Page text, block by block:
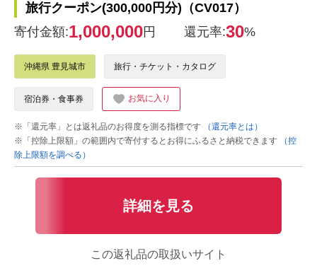
旅行クーポン(300,000円分)（CV017）
寄付金額:1,000,000円 還元率:30%
沖縄県 豊見城市 旅行・チケット・カタログ
宿泊券・食事券 お気に入り
※「還元率」とは返礼品のお得度を測る指標です
（還元率とは）
※「控除上限額」の範囲内で寄付するとお得にふるさと納税できます
（控
除上限額を調べる）
詳細を見る
この返礼品の取扱いサイト